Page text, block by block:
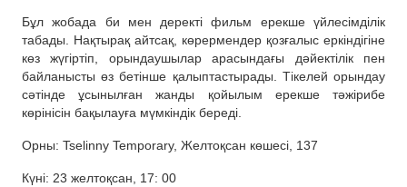
Бұл жобада би мен деректі фильм ерекше үйлесімділік
табады. Нақтырақ айтсақ, көрермендер қозғалыс еркіндігіне
көз жүгіртіп, орындаушылар арасындағы дәйектілік пен
байланысты өз бетінше қалыптастырады. Тікелей орындау
сәтінде ұсынылған жанды қойылым ерекше тәжірибе
көрінісін бақылауға мүмкіндік береді.
Орны: Tselinny Temporary, Желтоқсан көшесі, 137
Күні: 23 желтоқсан, 17: 00